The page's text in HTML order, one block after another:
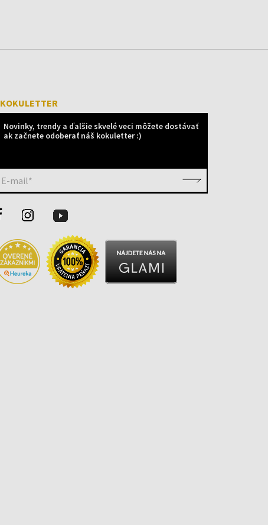
KOKULETTER
Novinky, trendy a ďalšie skvelé veci môžete dostávať
ak začnete odoberať náš kokuletter :)
E-mail*